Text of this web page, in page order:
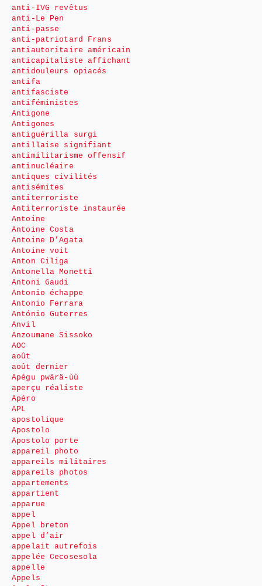
anti-IVG revêtus
anti-Le Pen
anti-passe
anti-patriotard Frans
antiautoritaire américain
anticapitaliste affichant
antidouleurs opiacés
antifa
antifasciste
antiféministes
Antigone
Antigones
antiguérilla surgi
antillaise signifiant
antimilitarisme offensif
antinucléaire
antiques civilités
antisémites
antiterroriste
Antiterroriste instaurée
Antoine
Antoine Costa
Antoine D’Agata
Antoine voit
Anton Ciliga
Antonella Monetti
Antoni Gaudi
Antonio échappe
Antonio Ferrara
António Guterres
Anvil
Anzoumane Sissoko
AOC
août
août dernier
Apégu pwärä-ùù
aperçu réaliste
Apéro
APL
apostolique
Apostolo
Apostolo porte
appareil photo
appareils militaires
appareils photos
appartements
appartient
apparue
appel
Appel breton
appel d’air
appelait autrefois
appelée Cecosesola
appelle
Appels